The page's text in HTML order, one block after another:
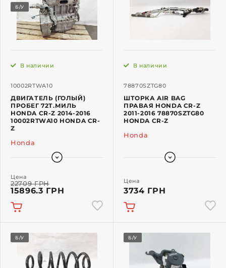
Б/У
10002RTWA10
В наличии
ДВИГАТЕЛЬ (ГОЛЫЙ)
ПРОБЕГ 72Т.МИЛЬ
HONDA CR-Z 2014-2016
10002RTWA10 HONDA CR-
Z
Honda
Цена
22709 ГРН
15896.3 ГРН
78870SZTG80
В наличии
ШТОРКА AIR BAG
ПРАВАЯ HONDA CR-Z
2011-2016 78870SZTG80
HONDA CR-Z
Honda
Цена
3734 ГРН
Б/У Б/У